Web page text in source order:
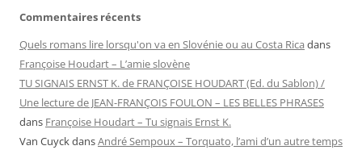
Commentaires récents
Quels romans lire lorsqu'on va en Slovénie ou au Costa Rica dans
Françoise Houdart – L’amie slovène
TU SIGNAIS ERNST K. de FRANÇOISE HOUDART (Ed. du Sablon) /
Une lecture de JEAN-FRANÇOIS FOULON – LES BELLES PHRASES
dans Françoise Houdart – Tu signais Ernst K.
Van CuyckdansAndré Sempoux – Torquato, l’ami d’un autre temps